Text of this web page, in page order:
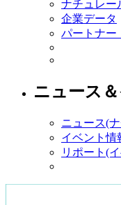
ナチュレー
企業データ
パートナー
ニュース
ニュース(
イベント情
リポート(